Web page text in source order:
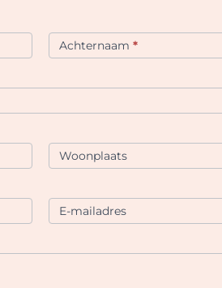
Achternaam *
Woonplaats
E-mailadres